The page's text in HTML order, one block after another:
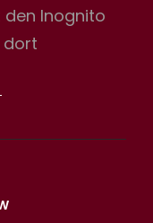
Inognito
dort